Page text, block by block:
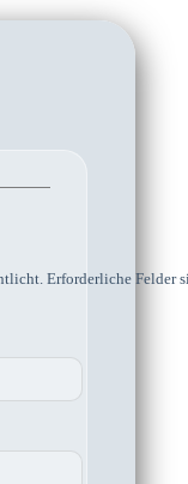
Erforderliche Felder